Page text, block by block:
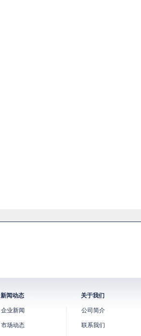
新闻动态
企业新闻
市场动态
关于我们
公司简介
联系我们